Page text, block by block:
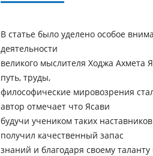
В статье было уделено особое
деятельности
великого мыслителя Ходжа
путь, труды,
философические мировозрения
автор отмечает что Ясави
будучи учеником таких
получил качественный запас
знаний и благодаря своему